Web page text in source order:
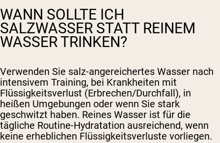
WANN SOLLTE ICH
SALZWASSER STATT REINEM
WASSER TRINKEN?
Verwenden Sie salz-angereichertes Wasser nach
intensivem Training, bei Krankheiten mit
Flüssigkeitsverlust (Erbrechen/Durchfall), in
heißen Umgebungen oder wenn Sie stark
geschwitzt haben. Reines Wasser ist für die
tägliche Routine-Hydratation ausreichend, wenn
keine erheblichen Flüssigkeitsverluste vorliegen.